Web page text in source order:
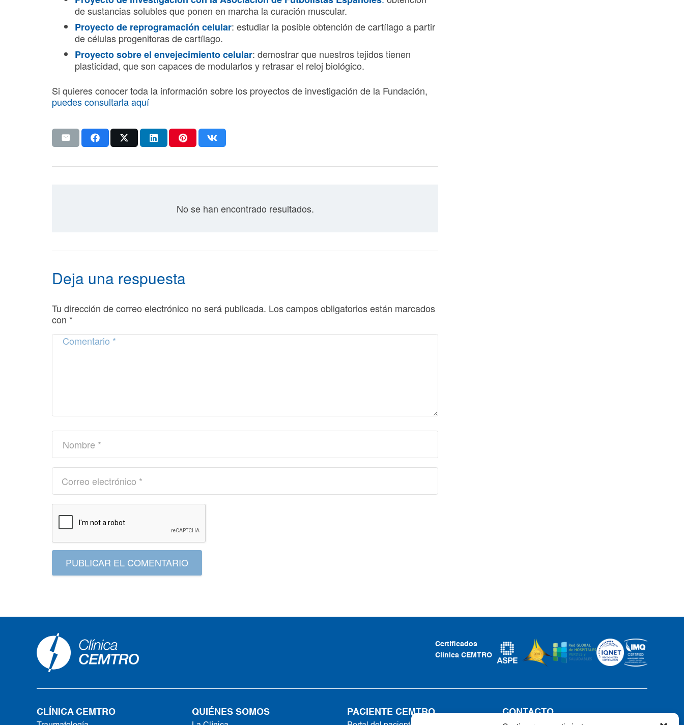
de sustancias solubles que ponen en marcha la curación muscular.
Proyecto de reprogramación celular: estudiar la posible obtención de cartílago a partir
de células progenitoras de cartílago.
Proyecto sobre el envejecimiento celular: demostrar que nuestros tejidos tienen
plasticidad, que son capaces de modularlos y retrasar el reloj biológico.
Si quieres conocer toda la información sobre los proyectos de investigación de la Fundación,
puedes consultarla aquí
No se han encontrado resultados.
Deja una respuesta
Tu dirección de correo electrónico no será publicada. Los campos obligatorios están marcados
con *
PUBLICAR EL COMENTARIO
Certificados
Clínica CEMTRO
CLÍNICA CEMTRO QUIÉNES SOMOS PACIENTE CEMTRO CONTACTO